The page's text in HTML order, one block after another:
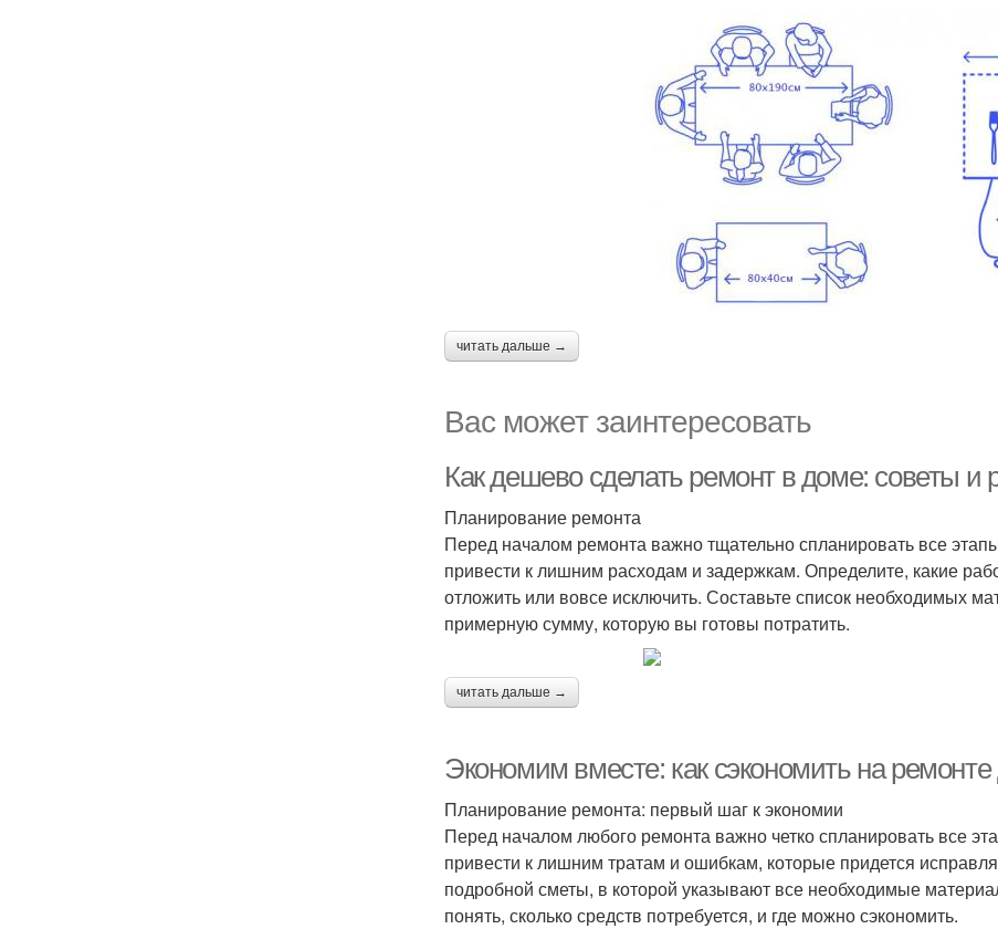
читать дальше →
Вас может заинтересовать
Как дешево сделать ремонт в доме: советы и
Планирование ремонта
Перед началом ремонта важно тщательно спланировать все
привести к лишним расходам и задержкам. Определите, какие
отложить или вовсе исключить. Составьте список необходимых
примерную сумму, которую вы готовы потратить.
читать дальше →
Экономим вместе: как сэкономить на
Планирование ремонта: первый шаг к экономии
Перед началом любого ремонта важно четко спланировать все
привести к лишним тратам и ошибкам, которые придется
подробной сметы, в которой указывают все необходимые
понять, сколько средств потребуется, и где можно сэкономить.